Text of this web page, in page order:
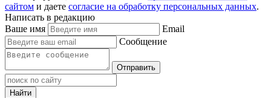
сайтом и даете согласие на обработку персональных данных.
Написать в редакцию
Ваше имя
Email
Сообщение
Отправить
Найти